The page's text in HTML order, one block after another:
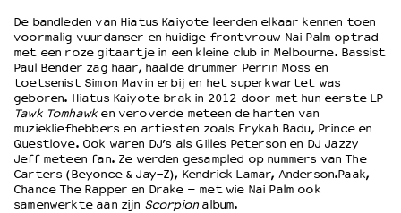
Privacyverklaring
Integriteits- en gedragscode
Duurzaamheid
Culturele boycot Israël
Ruimte voor artistieke vrijheid – VNPF
De bandleden van Hiatus Kaiyote leerden elkaar kennen toen
voormalig vuurdanser en huidige frontvrouw Nai Palm optrad
met een roze gitaartje in een kleine club in Melbourne. Bassist
Paul Bender zag haar, haalde drummer Perrin Moss en
toetsenist Simon Mavin erbij en het superkwartet was
geboren. Hiatus Kaiyote brak in 2012 door met hun eerste LP
Tawk Tomhawken veroverde meteen de harten van
muziekliefhebbers en artiesten zoals Erykah Badu, Prince en
Questlove. Ook waren DJ’s als Gilles Peterson en DJ Jazzy
Jeff meteen fan. Ze werden gesampled op nummers van The
Carters (Beyonce & Jay-Z), Kendrick Lamar, Anderson.Paak,
Chance The Rapper en Drake – met wie Nai Palm ook
samenwerkte aan zijn Scorpionalbum.